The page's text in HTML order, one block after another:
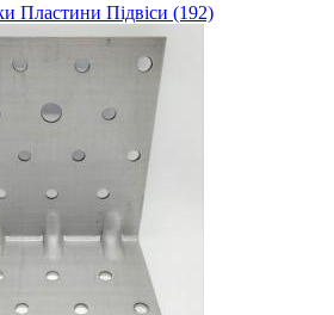
Пластини Підвіси (192)